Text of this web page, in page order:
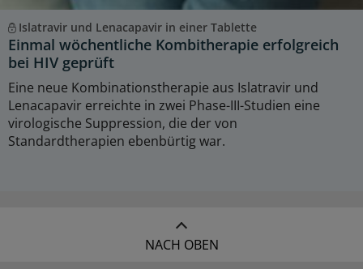
Islatravir und Lenacapavir in einer Tablette
Einmal wöchentliche Kombitherapie erfolgreich
bei HIV geprüft
Eine neue Kombinationstherapie aus Islatravir und
Lenacapavir erreichte in zwei Phase-III-Studien eine
virologische Suppression, die der von
Standardtherapien ebenbürtig war.
NACH OBEN